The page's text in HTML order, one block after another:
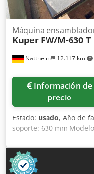
Nattheim 12.117 km
Máquina
Kuper FW/M-630 T
Información de
precio
Estado: usado, Año de
soporte: 630 mm
0,4 - 2,0 mm
funcionamiento: 230 V
Peso: 35 kg Ubicación
Credpfx Aley Hry No Sjf